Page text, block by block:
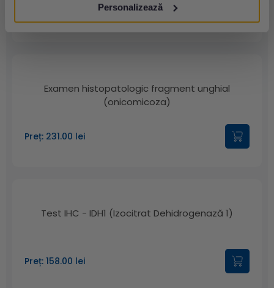
Personalizează
Examen histopatologic fragment unghial
(onicomicoza)
Preț: 231.00 lei
Test IHC - IDH1 (Izocitrat Dehidrogenază 1)
Preț: 158.00 lei